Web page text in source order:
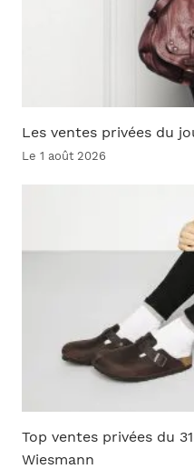
Les ventes privées du
Le 1 août 2026
Top ventes privées du
Wiesmann